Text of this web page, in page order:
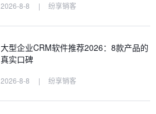
2026-8-8 | 纷享销客
大型企业CRM软件推荐2026：8款产品的
真实口碑
2026-8-8 | 纷享销客